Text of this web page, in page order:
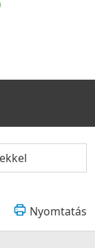
Nyomtatás